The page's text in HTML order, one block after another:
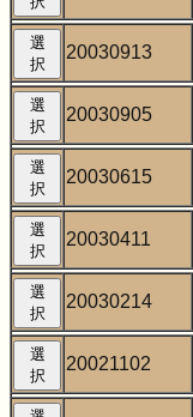
選
択
20030913
選
択
20030905
選
択
20030615
選
択
20030411
選
択
20030214
選
択
20021102